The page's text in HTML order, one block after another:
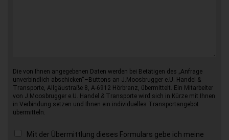
Die von Ihnen angegebenen Daten werden bei Betätigen des „Anfrage
unverbindlich abschicken“–Buttons an J.Moosbrugger e.U. Handel &
Transporte, Allgäustraße 8, A-6912 Hörbranz, übermittelt. Ein Mitarbeiter
von J.Moosbrugger e.U. Handel & Transporte wird sich in Kürze mit Ihnen
in Verbindung setzen und Ihnen ein individuelles Transportangebot
übermitteln.
Mit der Übermittlung dieses Formulars gebe ich meine